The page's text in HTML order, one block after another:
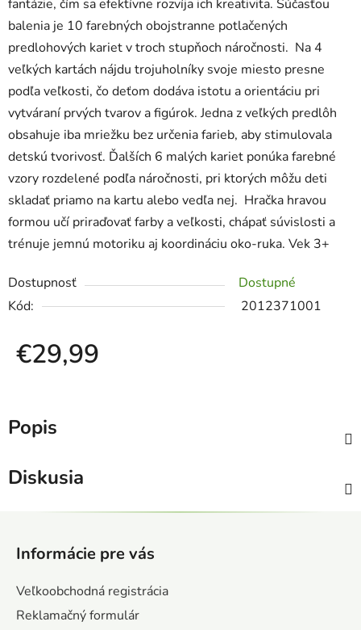
fantázie, čím sa efektívne rozvíja ich kreativita. Súčasťou
balenia je 10 farebných obojstranne potlačených
predlohových kariet v troch stupňoch náročnosti. Na 4
veľkých kartách nájdu trojuholníky svoje miesto presne
podľa veľkosti, čo deťom dodáva istotu a orientáciu pri
vytváraní prvých tvarov a figúrok. Jedna z veľkých predlôh
obsahuje iba mriežku bez určenia farieb, aby stimulovala
detskú tvorivosť. Ďalších 6 malých kariet ponúka farebné
vzory rozdelené podľa náročnosti, pri ktorých môžu deti
skladať priamo na kartu alebo vedľa nej. Hračka hravou
formou učí priraďovať farby a veľkosti, chápať súvislosti a
trénuje jemnú motoriku aj koordináciu oko-ruka. Vek 3+
Dostupnosť
Dostupné
Kód:
2012371001
€29,99
Popis
Diskusia
Informácie pre vás
Veľkoobchodná registrácia
Reklamačný formulár